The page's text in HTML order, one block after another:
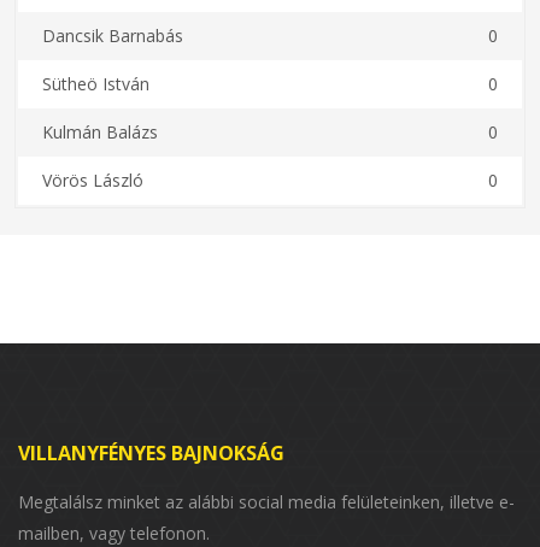
Dancsik Barnabás 0
Sütheö István 0
Kulmán Balázs 0
Vörös László 0
VILLANYFÉNYES BAJNOKSÁG
Megtalálsz minket az alábbi social media felületeinken, illetve e-
mailben, vagy telefonon.